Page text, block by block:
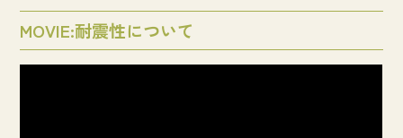
MOVIE:耐震性について